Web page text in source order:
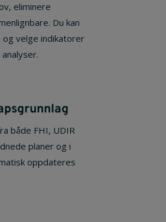
eliminere
Du kan
velge indikatorer
både FHI, UDIR
planer og i
oppdateres